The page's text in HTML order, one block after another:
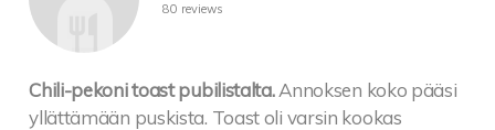
80 reviews
Chili-pekoni toast pubilistalta. Annoksen koko pääsi
yllättämään puskista. Toast oli varsin kookas